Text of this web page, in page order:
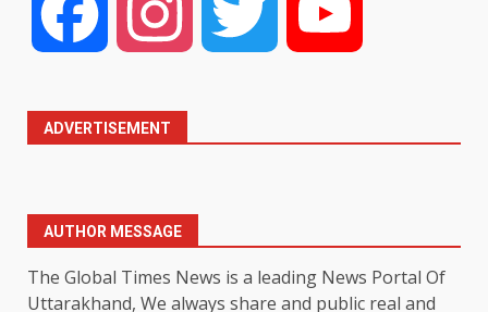
Facebook Instagram Twitter
ADVERTISEMENT
AUTHOR MESSAGE
The Global Times News is a leading News Portal Of
Uttarakhand, We always share and public real and